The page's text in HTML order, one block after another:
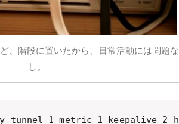
、階段に置いたから、日常活動には問題な
し。